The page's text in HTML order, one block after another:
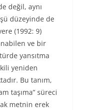
değil, aynı
düzeyinde de
(1992: 9)
ve bir
yansıtma
yeniden
Bu tanım,
taşıma” süreci
metnin erek